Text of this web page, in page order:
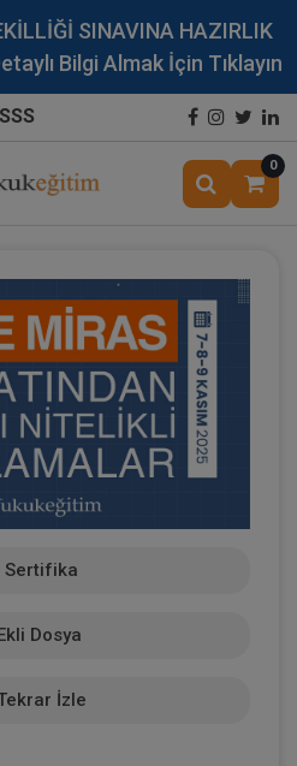
SINAVINA HAZIRLIK
Bilgi Almak İçin Tıklayın
SSS
0
Sertifika
Dosya
İzle